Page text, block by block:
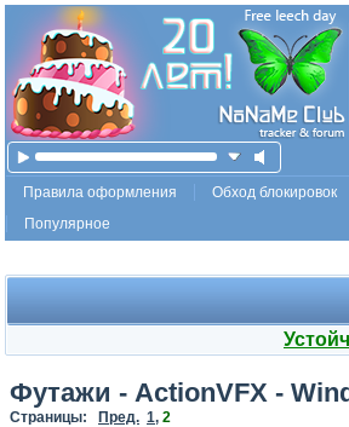
Правила оформления
Обход блокировок
Популярное
Футажи - ActionVFX -
Страницы: Пред. 1, 2